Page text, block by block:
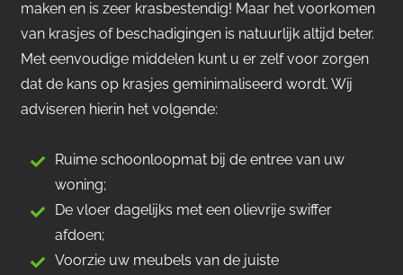
maken en is zeer krasbestendig! Maar het voorkomen
van krasjes of beschadigingen is natuurlijk altijd beter.
Met eenvoudige middelen kunt u er zelf voor zorgen
dat de kans op krasjes geminimaliseerd wordt. Wij
adviseren hierin het volgende:
Ruime schoonloopmat bij de entree van uw
woning;
De vloer dagelijks met een olievrije swiffer
afdoen;
Voorzie uw meubels van de juiste